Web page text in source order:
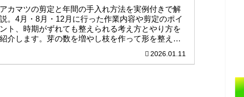
アカマツの剪定と年間の手入れ方法を実例付きで解
説。4月・8月・12月に行った作業内容や剪定のポイ
ント、時期がずれても整えられる考え方とやり方を
紹介します。芽の数を増やし枝を作って形を整える
2026.01.11